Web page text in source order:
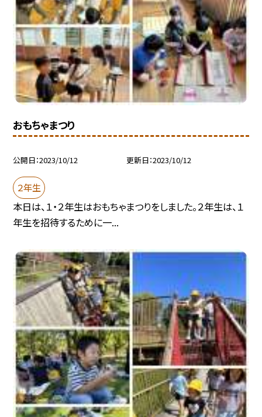
おもちゃまつり
公開日 2023/10/12 更新日 2023/10/12
２年生
本日は、１・２年生はおもちゃまつりをしました。２年生は、１
年生を招待するために一...